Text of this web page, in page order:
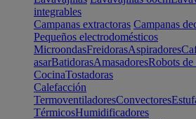
integrables
Campanas extractoras Campanas
Pequeños electrodomésticos
MicroondasFreidorasAspiradores
asarBatidorasAmasadoresRobots de
CocinaTostadoras
Calefacción
TermoventiladoresConvectores
TérmicosHumidificadores